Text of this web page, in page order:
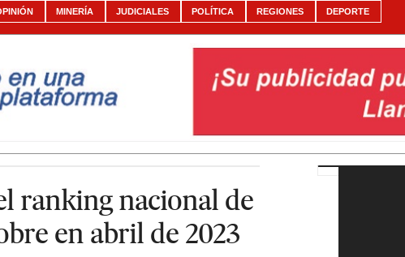
MINERÍA JUDICIALES POLÍTICA REGIONES
DEPORTE
ranking nacional de
en abril de 2023